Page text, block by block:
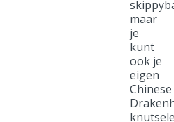
maar
je
kunt
ook je
eigen
Chinese